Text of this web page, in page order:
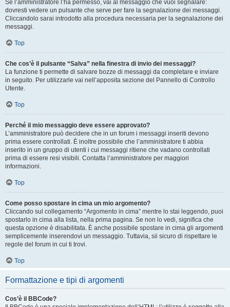
Se l’amministratore l’ha permesso, vai al messaggio che vuoi segnalare:
dovresti vedere un pulsante che serve per fare la segnalazione dei messaggi.
Cliccandolo sarai introdotto alla procedura necessaria per la segnalazione dei
messaggi.
Top
Che cos’è il pulsante “Salva” nella finestra di invio dei messaggi?
La funzione ti permette di salvare bozze di messaggi da completare e inviare
in seguito. Per utilizzarle vai nell’apposita sezione del Pannello di Controllo
Utente.
Top
Perché il mio messaggio deve essere approvato?
L’amministratore può decidere che in un forum i messaggi inseriti devono
prima essere controllati. È inoltre possibile che l’amministratore ti abbia
inserito in un gruppo di utenti i cui messaggi ritiene che vadano controllati
prima di essere resi visibili. Contatta l’amministratore per maggiori
informazioni.
Top
Come posso spostare in cima un mio argomento?
Cliccando sul collegamento “Argomento in cima” mentre lo stai leggendo, puoi
spostarlo in cima alla lista, nella prima pagina. Se non lo vedi, significa che
questa opzione è disabilitata. È anche possibile spostare in cima gli argomenti
semplicemente inserendovi un messaggio. Tuttavia, sii sicuro di rispettare le
regole del forum in cui ti trovi.
Top
Formattazione e tipi di argomenti
Cos’è il BBCode?